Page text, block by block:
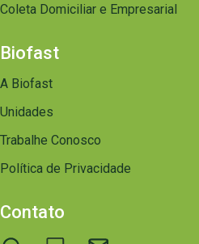
Coleta Domiciliar e Empresarial
Biofast
A Biofast
Unidades
Trabalhe Conosco
Política de Privacidade
Contato